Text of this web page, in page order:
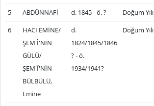
5 ABDÜNNAFİ d. 1845 - ö. ? Doğum Yılı
6
HACI EMİNE/
ŞEM'Î'NİN
GÜLÜ/
ŞEM'Î'NİN
BÜLBÜLÜ,
Emine
d.
1824/1845/1846
? - ö.
1934/1941?
Doğum Yılı